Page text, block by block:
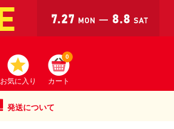
お気に入り カート
0
発送について